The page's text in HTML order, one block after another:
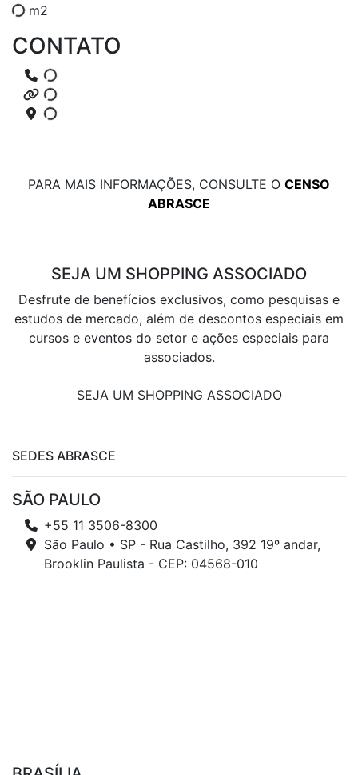
m2
CONTATO
PARA MAIS INFORMAÇÕES, CONSULTE O CENSO
ABRASCE
SEJA UM SHOPPING ASSOCIADO
Desfrute de benefícios exclusivos, como pesquisas e
estudos de mercado, além de descontos especiais em
cursos e eventos do setor e ações especiais para
associados.
SEJA UM SHOPPING ASSOCIADO
SEDES ABRASCE
SÃO PAULO
+55 11 3506-8300
São Paulo • SP - Rua Castilho, 392 19º andar,
Brooklin Paulista - CEP: 04568-010